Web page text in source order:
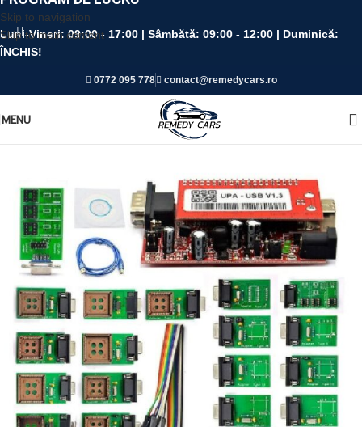
Skip to navigation
Skip to main content
Luni-Vineri: 09:00 - 17:00 | Sâmbătă: 09:00 - 12:00 | Duminică:
ÎNCHIS!
0772 095 778 contact@remedycars.ro
MENU